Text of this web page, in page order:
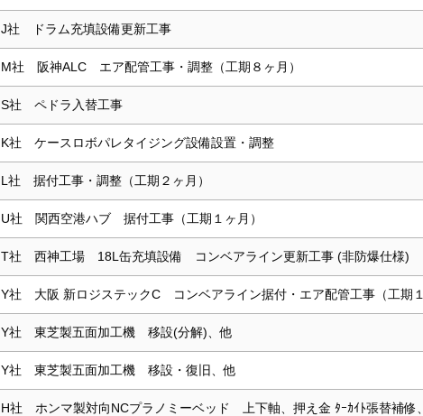
J社 ドラム充填設備更新工事
M社 阪神ALC エア配管工事・調整（工期８ヶ月）
S社 ペドラ入替工事
K社 ケースロボパレタイジング設備設置・調整
L社 据付工事・調整（工期２ヶ月）
U社 関西空港ハブ 据付工事（工期１ヶ月）
T社 西神工場 18L缶充填設備 コンベアライン更新工事 (非防爆仕様)
Y社 大阪 新ロジステックC コンベアライン据付・エア配管工事（工期
Y社 東芝製五面加工機 移設(分解)、他
Y社 東芝製五面加工機 移設・復旧、他
H社 ホンマ製対向NCプラノミーベッド 上下軸、押え金 ﾀｰｶｲﾄ張替補修